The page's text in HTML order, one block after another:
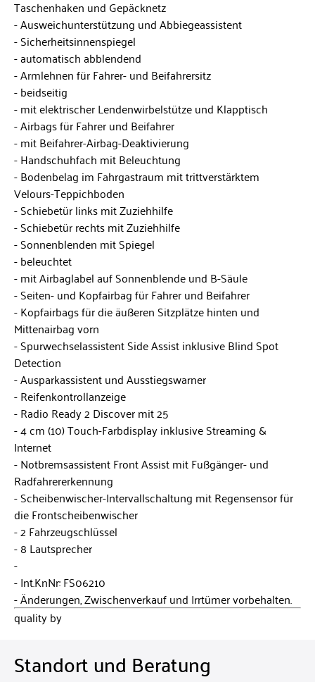
Taschenhaken und Gepäcknetz
Ausweichunterstützung und Abbiegeassistent
Sicherheitsinnenspiegel
automatisch abblendend
Armlehnen für Fahrer- und Beifahrersitz
beidseitig
mit elektrischer Lendenwirbelstütze und Klapptisch
Airbags für Fahrer und Beifahrer
mit Beifahrer-Airbag-Deaktivierung
Handschuhfach mit Beleuchtung
Bodenbelag im Fahrgastraum mit trittverstärktem
Velours-Teppichboden
Schiebetür links mit Zuziehhilfe
Schiebetür rechts mit Zuziehhilfe
Sonnenblenden mit Spiegel
beleuchtet
mit Airbaglabel auf Sonnenblende und B-Säule
Seiten- und Kopfairbag für Fahrer und Beifahrer
Kopfairbags für die äußeren Sitzplätze hinten und
Mittenairbag vorn
Spurwechselassistent Side Assist inklusive Blind Spot
Detection
Ausparkassistent und Ausstiegswarner
Reifenkontrollanzeige
Radio Ready 2 Discover mit 25
4 cm (10) Touch-Farbdisplay inklusive Streaming &
Internet
Notbremsassistent Front Assist mit Fußgänger- und
Radfahrererkennung
Scheibenwischer-Intervallschaltung mit Regensensor für
die Frontscheibenwischer
2 Fahrzeugschlüssel
8 Lautsprecher
Int.KnNr: FS06210
Änderungen, Zwischenverkauf und Irrtümer vorbehalten.
quality by
Standort und Beratung